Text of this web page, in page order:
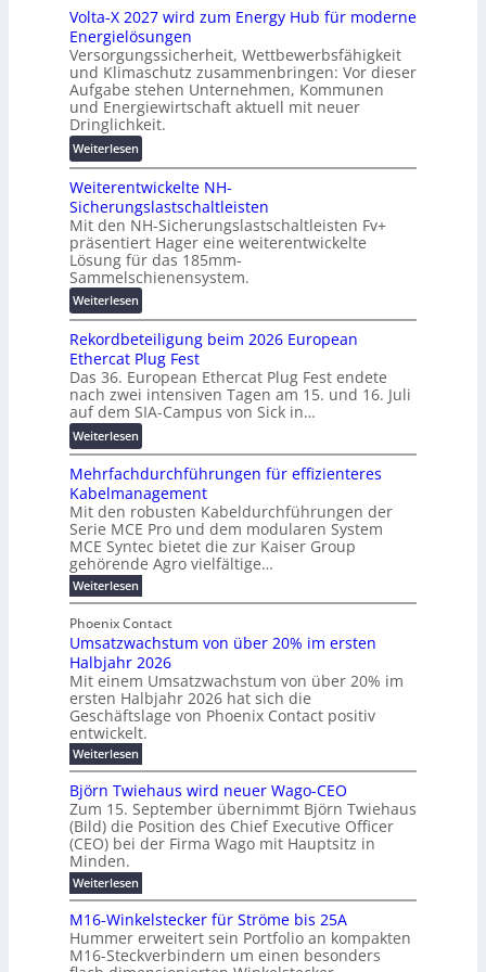
l
ö
s
u
n
g
e
n
z
u
n
d
d
i
g
i
t
a
l
e
T
r
a
n
s
p
a
r
e
n
z
a
s
c
h
i
n
e
n
b
a
u
:
F
o
r
s
h
u
n
g
s
f
r
d
e
r
u
n
g
b
r
a
u
c
h
t
m
e
h
r
T
m
p
o
u
n
Volta-X 2027 wird zum Energy Hub für moderne
Energielösungen
Versorgungssicherheit, Wettbewerbsfähigkeit
und Klimaschutz zusammenbringen: Vor dieser
Aufgabe stehen Unternehmen, Kommunen
und Energiewirtschaft aktuell mit neuer
Dringlichkeit.
Weiterlesen:
V
o
l
t
a
-
X
2
0
2
7
w
i
r
d
z
u
m
E
n
e
r
g
u
f
ü
r
m
o
d
e
r
n
e
E
e
r
g
Weiterentwickelte NH-
Sicherungslastschaltleisten
Mit den NH-Sicherungslastschaltleisten Fv+
präsentiert Hager eine weiterentwickelte
Lösung für das 185mm-
Sammelschienensystem.
Weiterlesen:
W
e
i
t
e
r
e
n
t
w
i
c
k
e
l
e
N
H
-
S
i
c
h
e
r
u
n
s
l
a
s
t
Rekordbeteiligung beim 2026 European
Ethercat Plug Fest
Das 36. European Ethercat Plug Fest endete
nach zwei intensiven Tagen am 15. und 16. Juli
auf dem SIA-Campus von Sick in…
Weiterlesen:
R
e
k
o
r
d
b
e
t
e
i
l
i
g
u
n
g
b
e
i
m
0
2
6
E
u
Mehrfachdurchführungen für effizienteres
Kabelmanagement
Mit den robusten Kabeldurchführungen der
Serie MCE Pro und dem modularen System
MCE Syntec bietet die zur Kaiser Group
gehörende Agro vielfältige…
Weiterlesen:
M
h
r
f
a
c
h
d
u
r
c
f
ü
h
r
n
g
e
n
f
ü
r
Phoenix Contact
Umsatzwachstum von über 20% im ersten
Halbjahr 2026
Mit einem Umsatzwachstum von über 20% im
ersten Halbjahr 2026 hat sich die
Geschäftslage von Phoenix Contact positiv
entwickelt.
Weiterlesen:
U
m
s
a
t
z
a
c
h
s
t
u
m
Björn Twiehaus wird neuer Wago-CEO
Zum 15. September übernimmt Björn Twiehaus
(Bild) die Position des Chief Executive Officer
(CEO) bei der Firma Wago mit Hauptsitz in
Minden.
Weiterlesen:
B
ö
r
n
M16-Winkelstecker für Ströme bis 25A
Hummer erweitert sein Portfolio an kompakten
M16-Steckverbindern um einen besonders